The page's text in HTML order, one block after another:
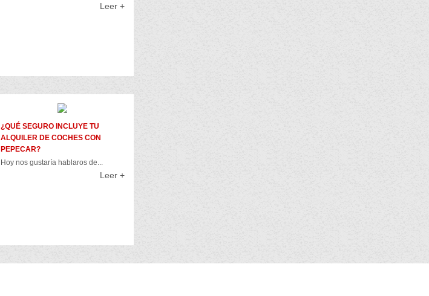
Leer +
¿QUÉ SEGURO INCLUYE TU
ALQUILER DE COCHES CON
PEPECAR?
Hoy nos gustaría hablaros de...
Leer +